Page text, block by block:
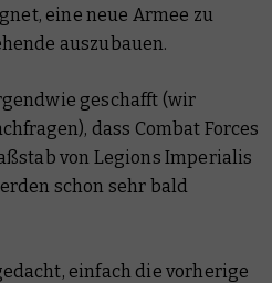
eine neue Armee zu
auszubauen.
geschafft (wir
dass Combat Forces
von Legions Imperialis
schon sehr bald
einfach die vorherige